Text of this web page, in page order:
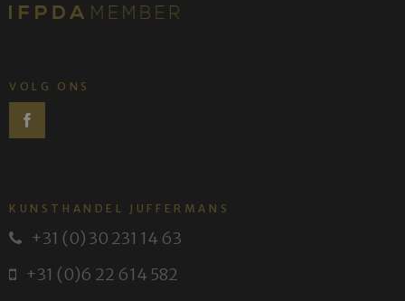
VOLG ONS
KUNSTHANDEL JUFFERMANS
+31 (0) 30 231 14 63
+31 (0)6 22 614 582
Van 29 juli tot 19 augustus
zijn wij alleen op zaterdag